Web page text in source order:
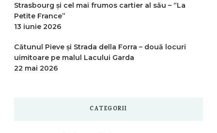
Strasbourg și cel mai frumos cartier al său – “La
Petite France”
13 iunie 2026
Cătunul Pieve și Strada della Forra – două locuri
uimitoare pe malul Lacului Garda
22 mai 2026
CATEGORII